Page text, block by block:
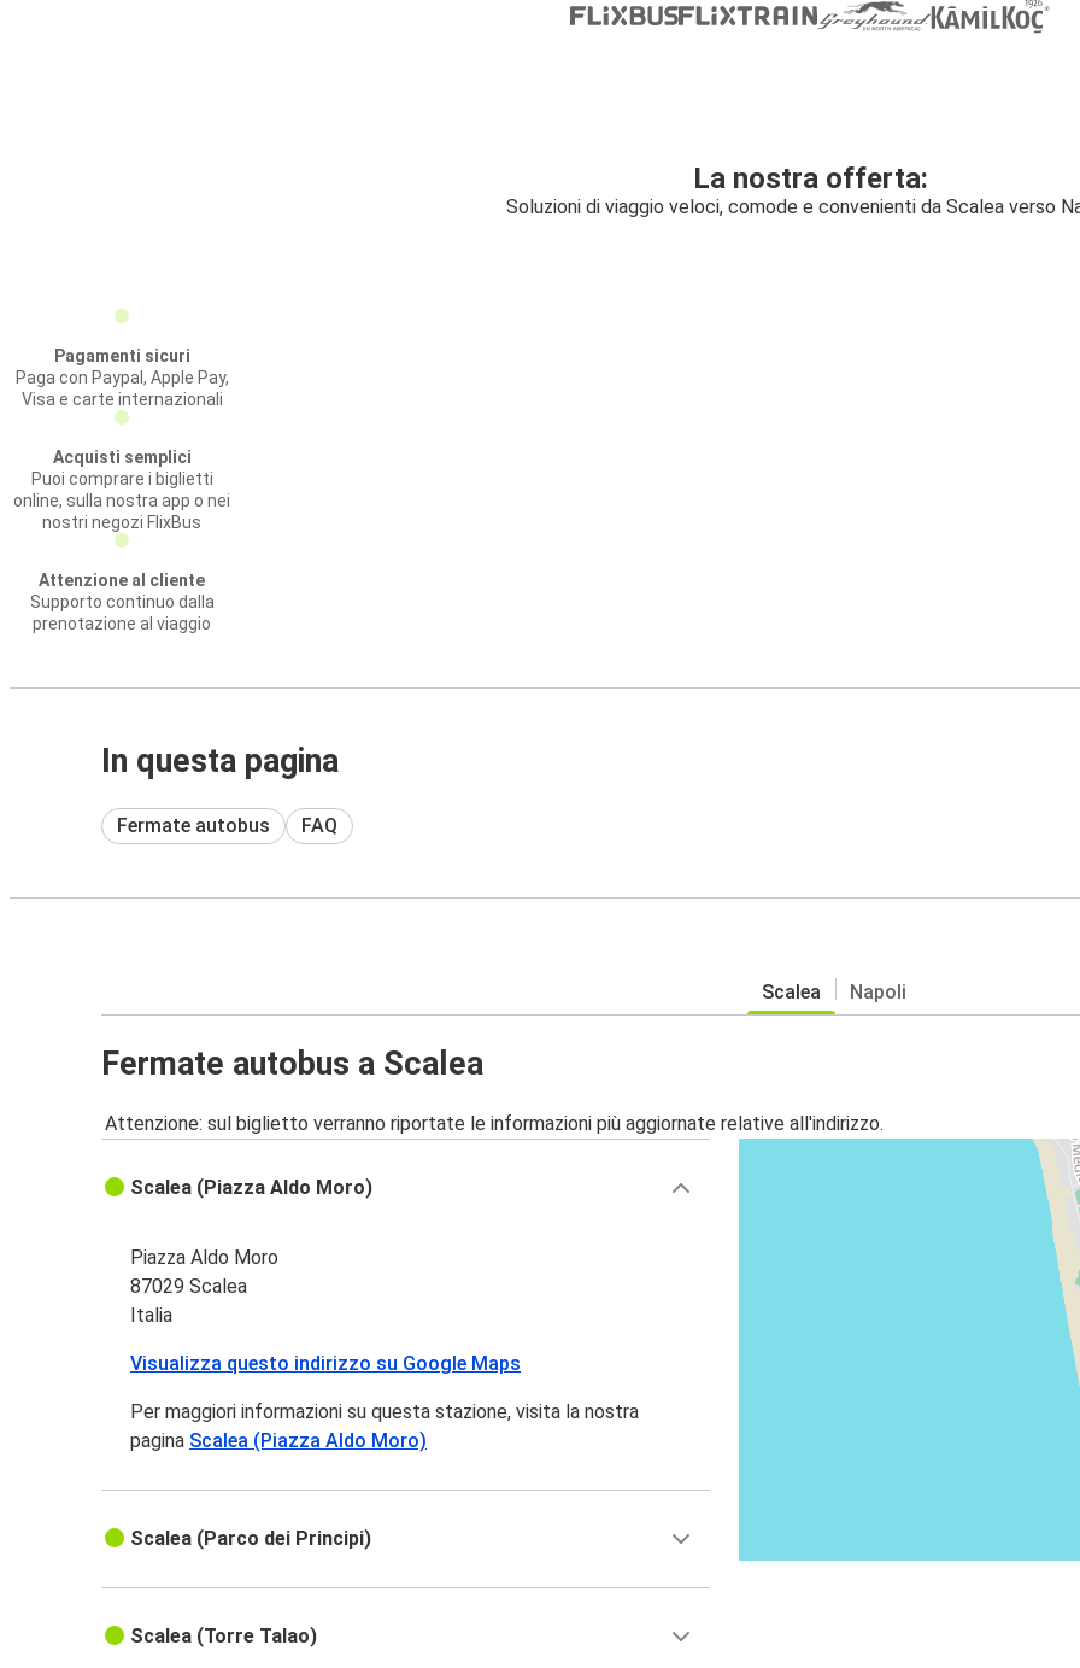
La nostra offerta:
Soluzioni di viaggio veloci, comode e convenienti da Scalea verso
Pagamenti sicuri
Paga con Paypal, Apple Pay,
Visa e carte internazionali
Acquisti semplici
Puoi comprare i biglietti
online, sulla nostra app o nei
nostri negozi FlixBus
Attenzione al cliente
Supporto continuo dalla
prenotazione al viaggio
In questa pagina
Fermate autobus FAQ
Scalea Napoli
Fermate autobus a Scalea
Attenzione: sul biglietto verranno riportate le informazioni più aggiornate relative all'indirizzo.
Scalea (Piazza Aldo Moro)
Piazza Aldo Moro
87029 Scalea
Italia
Visualizza questo indirizzo su Google Maps
Per maggiori informazioni su questa stazione, visita la nostra
pagina Scalea (Piazza Aldo Moro)
Scalea (Parco dei Principi)
Scalea (Torre Talao)